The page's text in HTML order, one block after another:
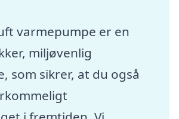
varmepumpe er en
miljøvenlig
som sikrer, at du også